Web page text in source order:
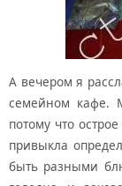
А вечером я
семейном кафе.
потому что
привыкла
быть разными